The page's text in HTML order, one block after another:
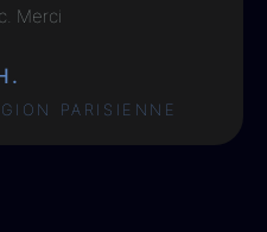
Merci
PARISIENNE